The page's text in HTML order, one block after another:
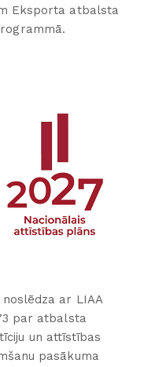
Eksporta atbalsta
noslēdza ar LIAA
par atbalsta
un attīstības
pasākuma